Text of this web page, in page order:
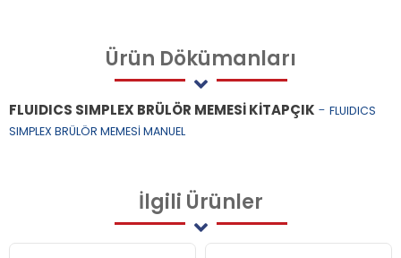
Ürün Dökümanları
FLUIDICS SIMPLEX BRÜLÖR MEMESİ KİTAPÇIK - FLUIDICS
SIMPLEX BRÜLÖR MEMESİ MANUEL
İlgili Ürünler